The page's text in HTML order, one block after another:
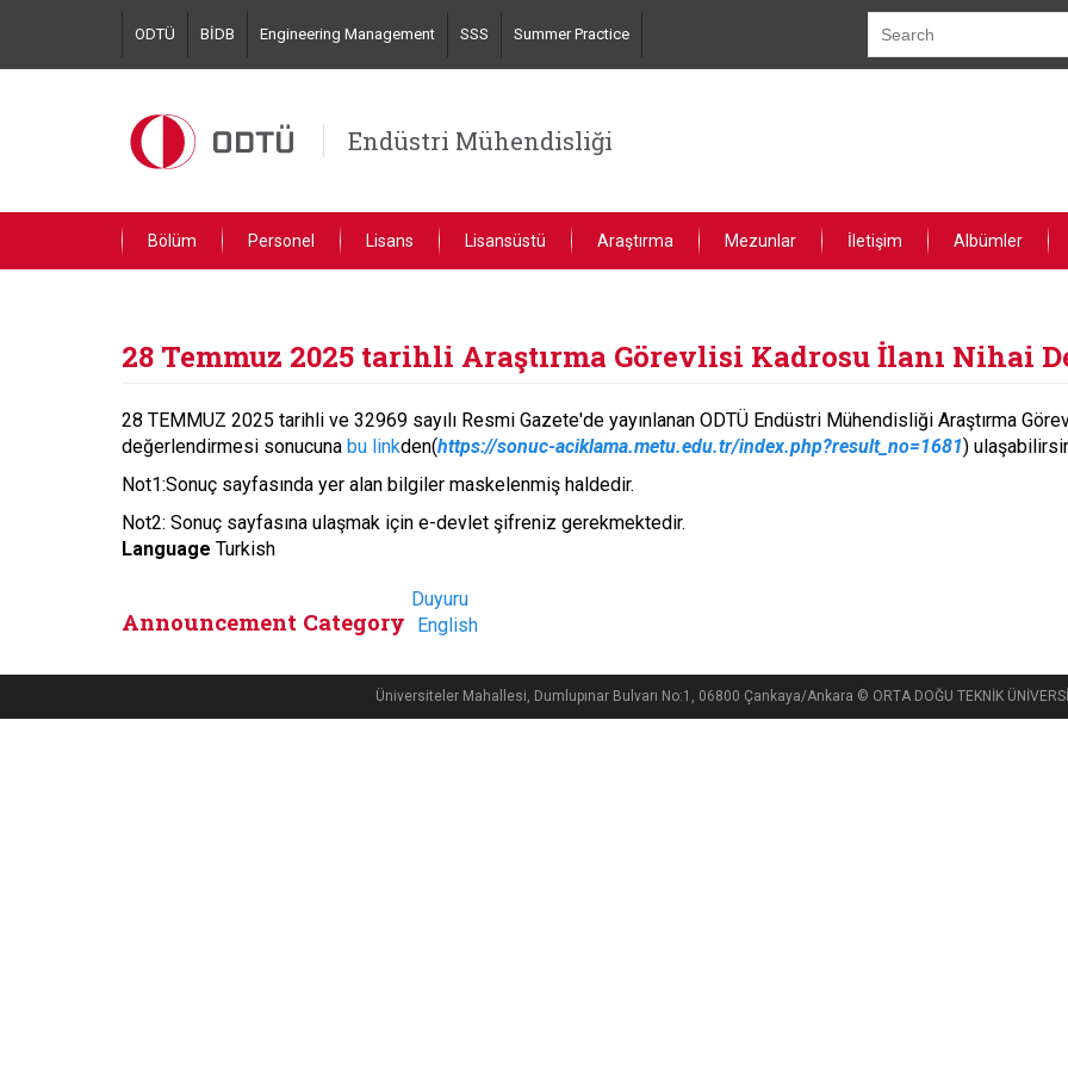
main
ODTÜ BİDB Engineering Management SSS Summer Practice
Endüstri Mühendisliği
Bölüm Personel Lisans Lisansüstü Araştırma Mezunlar İletişim Albümler
28 Temmuz 2025 tarihli Araştırma Görevlisi Kadrosu İlanı Nihai
28 TEMMUZ 2025 tarihli ve 32969 sayılı Resmi Gazete'de yayınlanan ODTÜ Endüstri Mühendisliği Araştırma
değerlendirmesi sonucuna bu linkden(https://sonuc-aciklama.metu.edu.tr/index.php?result_no=1681)
Not1:Sonuç sayfasında yer alan bilgiler maskelenmiş haldedir.
Not2: Sonuç sayfasına ulaşmak için e-devlet şifreniz gerekmektedir.
Language Turkish
Announcement Category
Duyuru
English
Üniversiteler Mahallesi, Dumlupınar Bulvarı No:1, 06800 Çankaya/Ankara © ORTA DOĞU TEKNİK